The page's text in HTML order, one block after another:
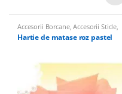
Accesorii Borcane,Accesorii Sticle,
Panglici, Hartie de Matase, Panza de
Iuta pentru nunta
Hartie de matase roz pastel